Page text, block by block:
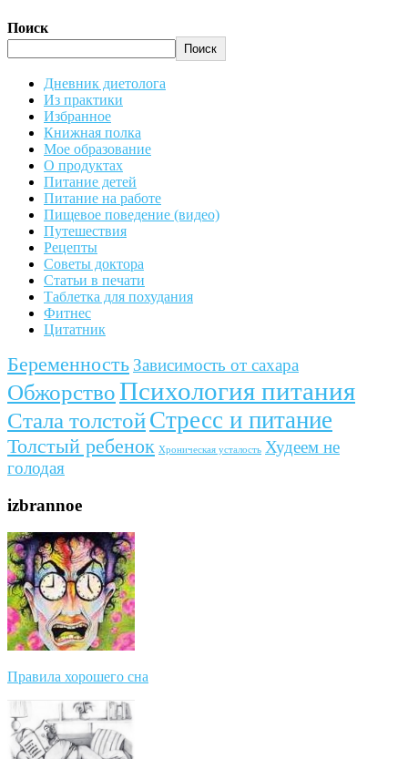
Поиск
Поиск
Дневник диетолога
Из практики
Избранное
Книжная полка
Мое образование
О продуктах
Питание детей
Питание на работе
Пищевое поведение (видео)
Путешествия
Рецепты
Советы доктора
Статьи в печати
Таблетка для похудания
Фитнес
Цитатник
Беременность Зависимость от сахара
ОбжорствоПсихология питания
Стала толстойСтресс и питание
Толстый ребенок Хроническая усталость Худеем не
голодая
izbrannoe
Правила хорошего сна